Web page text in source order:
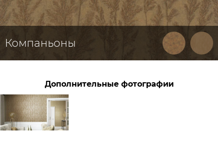
Компаньоны
Дополнительные фотографии